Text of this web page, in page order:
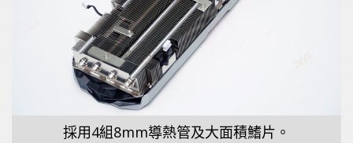
採用4組8mm導熱管及大面積鰭片。